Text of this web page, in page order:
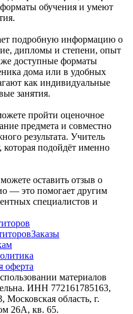
обучения и умеют
подробную информацию о
дипломы и степени, опыт
доступные форматы
дома или в удобных
как индивидуальные
занятия.
пройти оценочное
предмета и совместно
результата. Учитель
которая подойдёт именно
оставить отзыв о
— это помогает другим
специалистов и
Заказы
оферта
материалов
ИНН 772161785163,
область, г.
26А, кв. 65.